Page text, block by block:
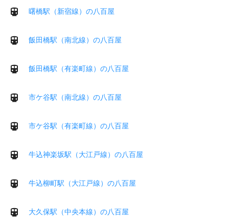
曙橋駅（新宿線）の八百屋
飯田橋駅（南北線）の八百屋
飯田橋駅（有楽町線）の八百屋
市ケ谷駅（南北線）の八百屋
市ケ谷駅（有楽町線）の八百屋
牛込神楽坂駅（大江戸線）の八百屋
牛込柳町駅（大江戸線）の八百屋
大久保駅（中央本線）の八百屋